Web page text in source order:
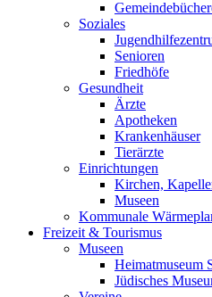
Soziales
Senioren
Friedhöfe
Gesundheit
Ärzte
Apotheken
Krankenhäuser
Tierärzte
Einrichtungen
Kirchen,
Museen
Kommunale
Freizeit & Tourismus
Museen
Heimatmuseum
Jüdisches